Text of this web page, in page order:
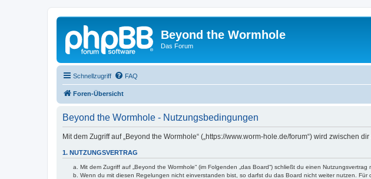
Beyond the Wormhole
Das Forum
Schnellzugriff FAQ
Foren-Übersicht
Beyond the Wormhole - Nutzungsbedingungen
Mit dem Zugriff auf „Beyond the Wormhole“ („https://www.worm-hole.de/forum“) wird zwischen
1. NUTZUNGSVERTRAG
Mit dem Zugriff auf „Beyond the Wormhole“ (im Folgenden „das Board“) schließt du einen
Wenn du mit diesen Regelungen nicht einverstanden bist, so darfst du das Board nicht weiter nutzen.